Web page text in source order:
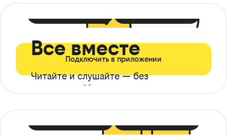
Все вместе
Читайте и слушайте — без
ограничений*
Подключить в приложении